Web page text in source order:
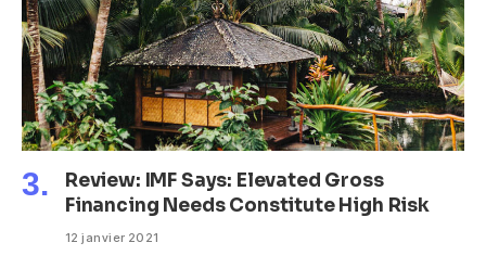
Review: IMF Says: Elevated Gross
Financing Needs Constitute High Risk
12 janvier 2021